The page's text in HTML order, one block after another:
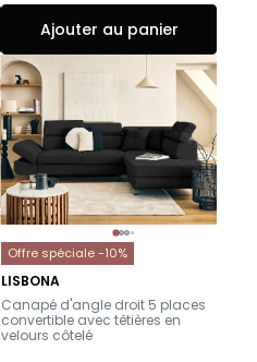
Ajouter au panier
Offre spéciale -10%
LISBONA
-
Canapé d'angle droit 5 places
convertible avec têtières en
velours côtelé